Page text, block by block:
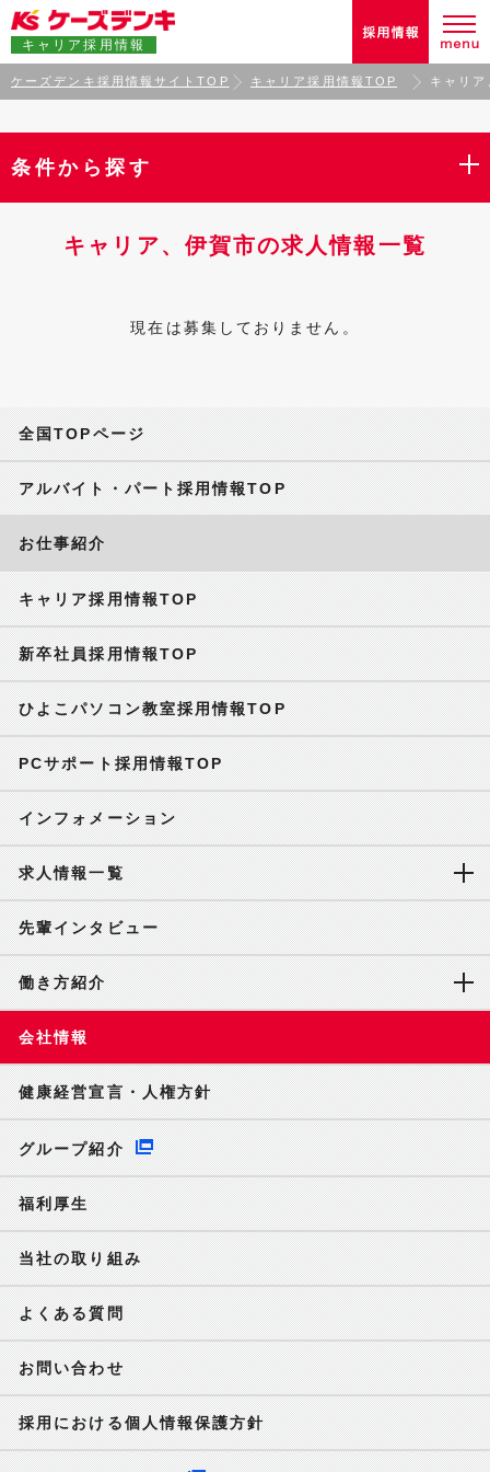
キャリア採用情報
ケーズデンキ採用情報サイトTOP キャリア採用情報TOP キャリ
条件から探す
キャリア、伊賀市の求人情報一覧
現在は募集しておりません。
全国TOPページ
アルバイト・パート採用情報TOP
お仕事紹介
キャリア採用情報TOP
新卒社員採用情報TOP
ひよこパソコン教室採用情報TOP
PCサポート採用情報TOP
インフォメーション
求人情報一覧
先輩インタビュー
働き方紹介
会社情報
健康経営宣言・人権方針
グループ紹介
福利厚生
当社の取り組み
よくある質問
お問い合わせ
採用における個人情報保護方針